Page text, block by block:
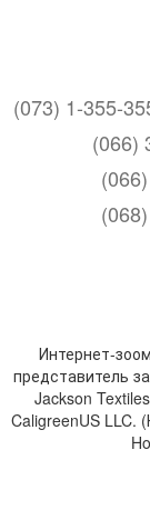
(073) 1-355-
(066)
Интернет-
представитель
Jackson
CaligreenUS LLC.